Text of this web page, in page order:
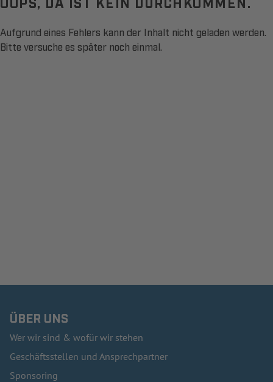
Aufgrund eines Fehlers kann der Inhalt nicht geladen werden.
Bitte versuche es später noch einmal.
ÜBER UNS
Wer wir sind & wofür wir stehen
Geschäftsstellen und Ansprechpartner
Sponsoring